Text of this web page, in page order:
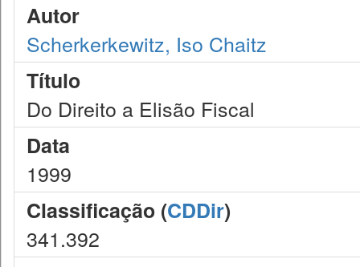
Autor
Scherkerkewitz, Iso Chaitz
Título
Do Direito a Elisão Fiscal
Data
1999
Classificação (CDDir)
341.392